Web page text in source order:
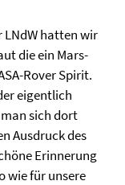
LNdW hatten wir
die ein Mars-
Rover Spirit.
eigentlich
sich dort
Ausdruck des
Erinnerung
wie für unsere